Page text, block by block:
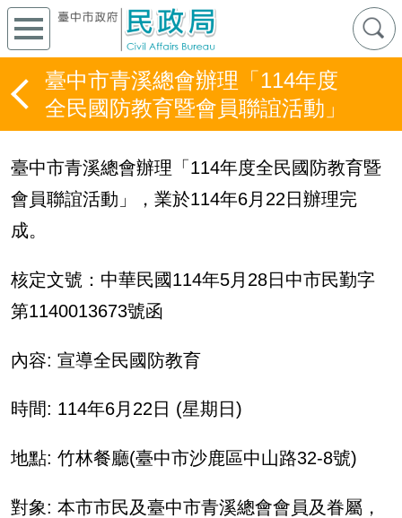
臺中市青溪總會辦理「114年度
全民國防教育暨會員聯誼活動」
臺中市青溪總會辦理「 114年度全民國防教育暨
會員聯誼活動」，業於114年6月 22 日辦理完
成。
核定文號：中華民國114年5月 28日中市民勤字
第1140013673號函
內容: 宣導全民國防教育
時間: 114年6月 22 日 (星期日 )
地點: 竹林餐廳(臺中市沙鹿區中山路32-8號)
對象: 本市市民及臺中市青溪總會會員及眷屬，